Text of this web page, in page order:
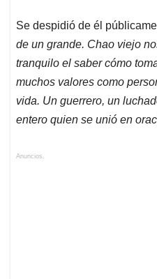
Se despidió de él
de un grande. Chao viejo
tranquilo el saber cómo
muchos valores como
vida. Un guerrero, un
entero quien se unió en
Anuncios.